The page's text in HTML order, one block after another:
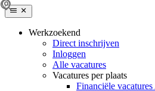
Werkzoekend
Direct inschrijven
Inloggen
Alle vacatures
Vacatures per plaats
Financiële